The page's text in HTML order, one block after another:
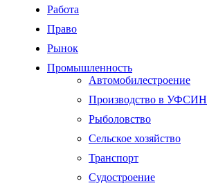
Работа
Право
Рынок
Промышленность
Автомобилестроение
Производство в УФСИН
Рыболовство
Сельское хозяйство
Транспорт
Судостроение